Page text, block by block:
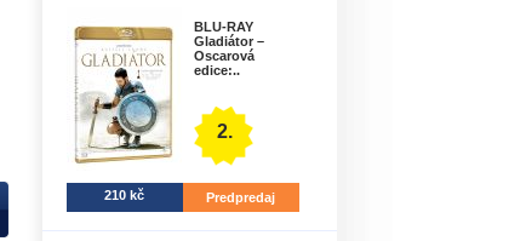
BLU-RAY
Gladiátor –
Oscarová
edice:..
2.
210 kč Predpredaj